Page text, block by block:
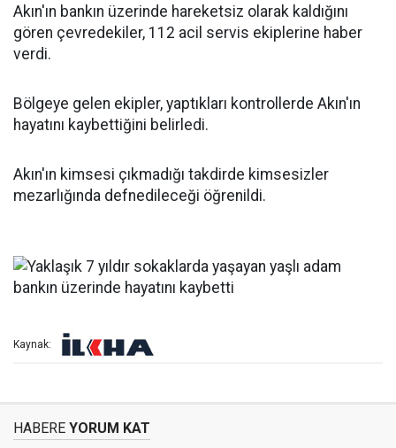
Akın'ın bankın üzerinde hareketsiz olarak kaldığını
gören çevredekiler, 112 acil servis ekiplerine haber
verdi.
Bölgeye gelen ekipler, yaptıkları kontrollerde Akın'ın
hayatını kaybettiğini belirledi.
Akın'ın kimsesi çıkmadığı takdirde kimsesizler
mezarlığında defnedileceği öğrenildi.
Kaynak:
HABERE YORUM KAT